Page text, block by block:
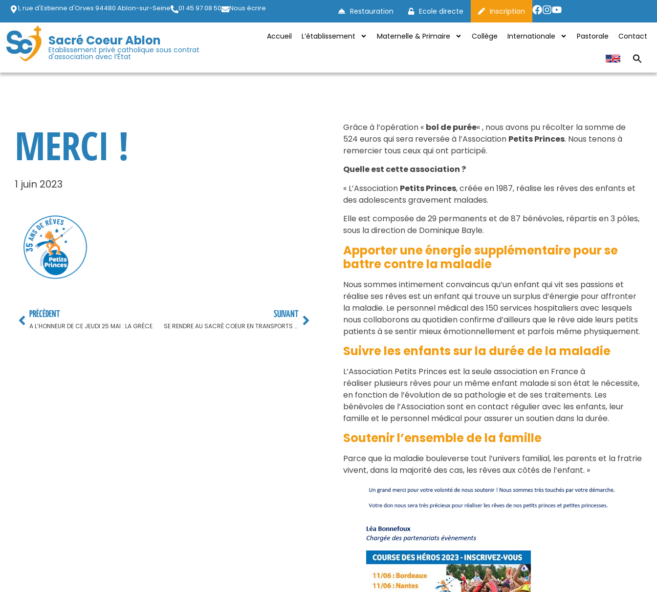
1, rue d'Estienne d'Orves 94480 Ablon-sur-Seine 01 45 97 08 50 Nous écrire Restauration Ecole directe Inscription
Sacré Coeur Ablon
Etablissement privé catholique sous contrat
d'association avec l’État
Accueil L’établissement Maternelle & Primaire Collège Internationale Pastorale Contact
MERCI !
1 juin 2023
PRÉCÈDENT
A L’HONNEUR DE CE JEUDI 25 MAI : LA GRÈCE.
SUIVANT
SE RENDRE AU SACRÉ COEUR EN TRANSPORTS EN COMMUN
Grâce à l’opération « bol de purée« , nous avons pu récolter la somme de
524 euros qui sera reversée à l’Association Petits Princes. Nous tenons à
remercier tous ceux qui ont participé.
Quelle est cette association ?
« L’Association Petits Princes, créée en 1987, réalise les rêves des enfants et
des adolescents gravement malades.
Elle est composée de 29 permanents et de 87 bénévoles, répartis en 3 pôles,
sous la direction de Dominique Bayle.
Apporter une énergie supplémentaire pour se
battre contre la maladie
Nous sommes intimement convaincus qu’un enfant qui vit ses passions et
réalise ses rêves est un enfant qui trouve un surplus d’énergie pour affronter
la maladie. Le personnel médical des 150 services hospitaliers avec lesquels
nous collaborons au quotidien confirme d’ailleurs que le rêve aide leurs petits
patients à se sentir mieux émotionnellement et parfois même physiquement.
Suivre les enfants sur la durée de la maladie
L’Association Petits Princes est la seule association en France à
réaliser plusieurs rêves pour un même enfant maladesi son état le nécessite,
en fonction de l’évolution de sa pathologie et de ses traitements. Les
bénévoles de l’Association sont en contact régulier avec les enfants, leur
famille et le personnel médical pour assurer un soutien dans la durée.
Soutenir l’ensemble de la famille
Parce que la maladie bouleverse tout l’univers familial, les parents et la fratrie
vivent, dans la majorité des cas, les rêves aux côtés de l’enfant. »